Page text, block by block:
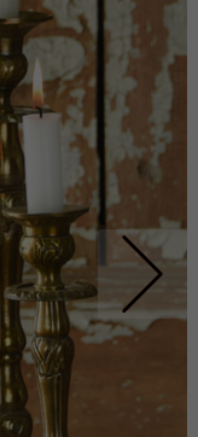
Nastepne